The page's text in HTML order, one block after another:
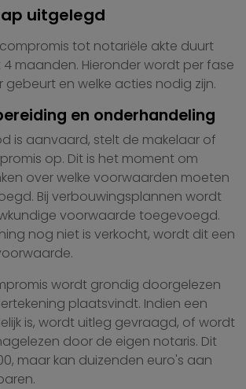
uitgelegd
tot notariële akte duurt
maanden. Hieronder wordt per fase
en welke acties nodig zijn.
en onderhandeling
is aanvaard, stelt de makelaar of
op. Dit is het moment om
over welke voorwaarden moeten
Bij verbouwingsplannen wordt
voorwaarde toegevoegd.
nog niet is verkocht, wordt dit een
wordt grondig doorgelezen
plaatsvindt. Indien een
is, wordt uitleg gevraagd, of wordt
door de eigen notaris. Dit
maar kan duizenden euro's aan